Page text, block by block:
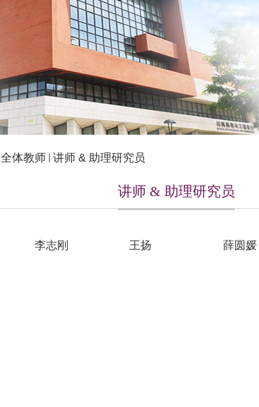
全体教师 讲师 & 助理研究员
讲师 & 助理研究员
李志刚 王扬 薛圆媛